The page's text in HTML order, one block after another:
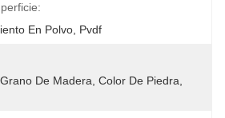
En Polvo, Pvdf
De Madera, Color De Piedra,